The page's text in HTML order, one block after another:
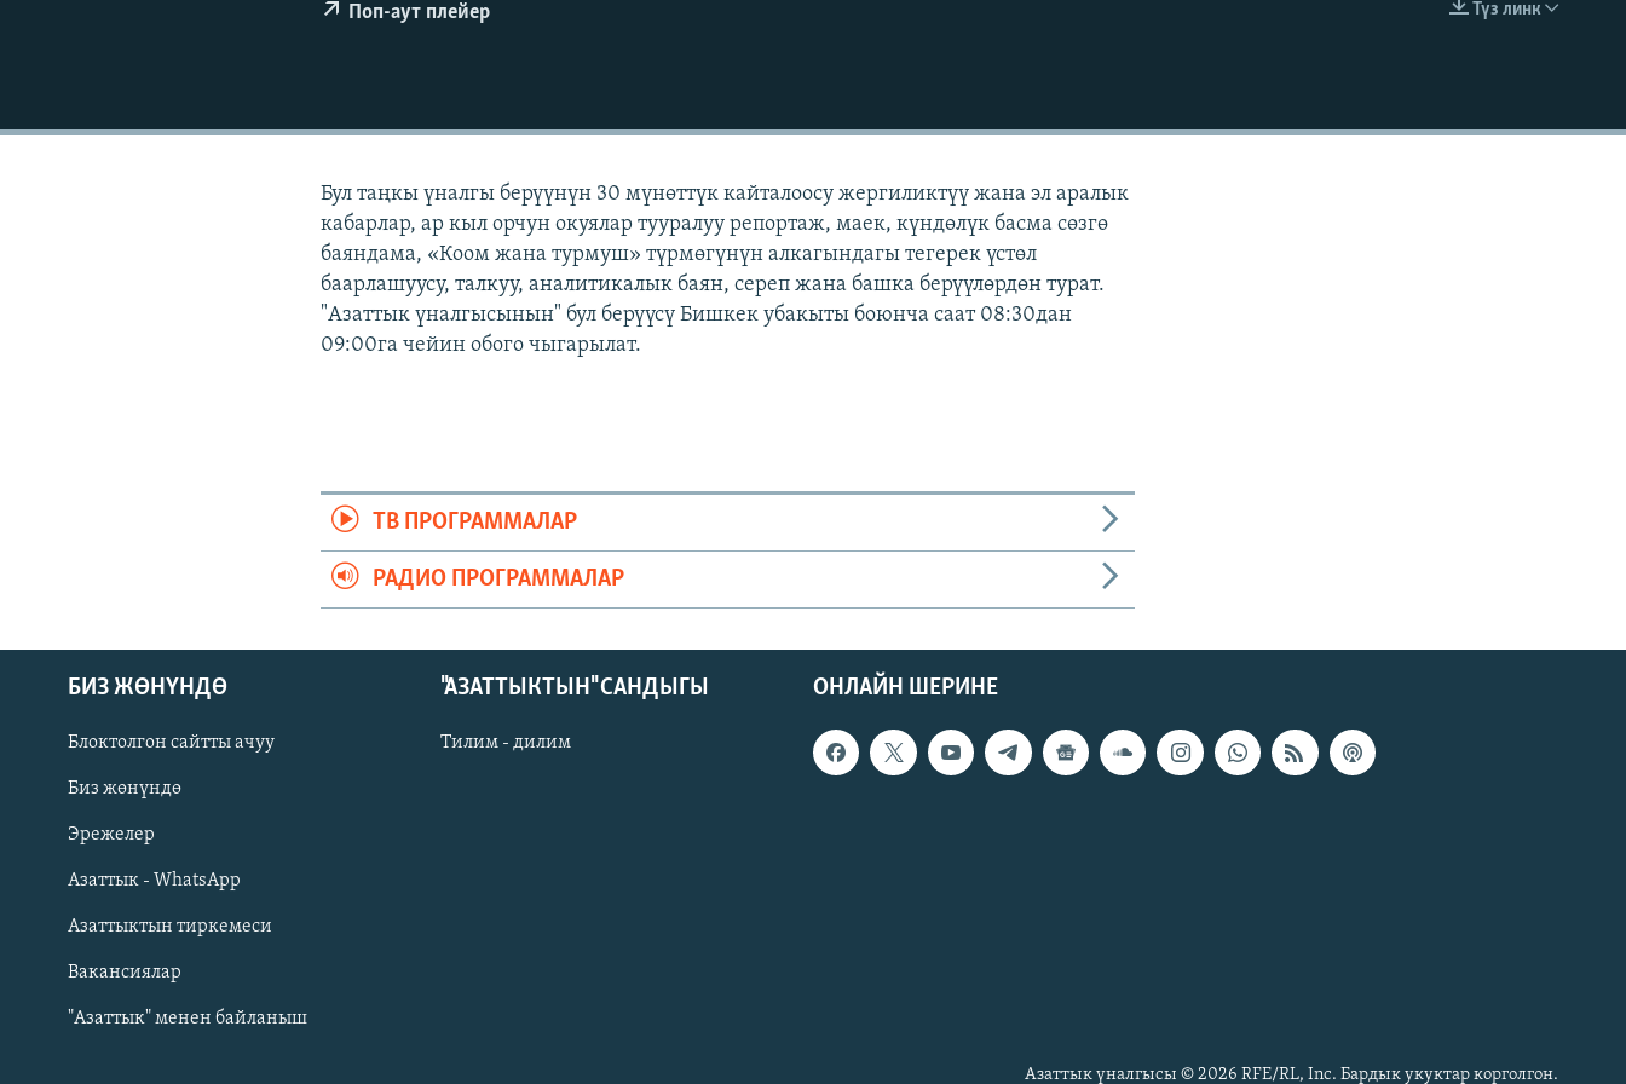
Русский
ОНЛАЙН ШЕРИНЕ
EMBED
Түз линк
Поп-аут плейер
Бул таңкы үналгы берүүнүн 30 мүнөттүк кайталоосу жергиликтүү жана эл аралык
кабарлар, ар кыл орчун окуялар тууралуу репортаж, маек, күндөлүк басма сөзгө
баяндама, «Коом жана турмуш» түрмөгүнүн алкагындагы тегерек үстөл
баарлашуусу, талкуу, аналитикалык баян, сереп жана башка берүүлөрдөн турат.
"Азаттык үналгысынын" бул берүүсү Бишкек убакыты боюнча саат 08:30дан
09:00га чейин обого чыгарылат.
ТВ ПРОГРАММАЛАР
РАДИО ПРОГРАММАЛАР
ОНЛАЙН ШЕРИНЕ
БИЗ ЖӨНҮНДӨ
Блоктолгон сайтты ачуу
Биз жөнүндө
Эрежелер
Азаттык - WhatsApp
Азаттыктын тиркемеси
Вакансиялар
"Азаттык" менен байланыш
"АЗАТТЫКТЫН" САНДЫГЫ
Тилим - дилим
Азаттык үналгысы © 2026 RFE/RL, Inc. Бардык укуктар корголгон.